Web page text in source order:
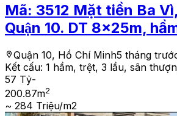
Mã: 3512 Mặt tiền Ba
Quận 10. DT 8x25m,
Quận 10, Hồ Chí Minh5 tháng
Kết cấu: 1 hầm, trệt, 3 lầu, sân
57 Tỷ-
200.87m2
~ 284 Triệu/m2